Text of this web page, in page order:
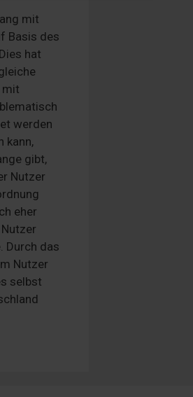
mit
Basis des
hat
mit
werden
kann,
gibt,
Nutzer
eher
Durch das
Nutzer
selbst